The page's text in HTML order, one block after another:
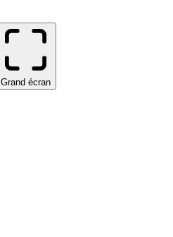
Grand écran